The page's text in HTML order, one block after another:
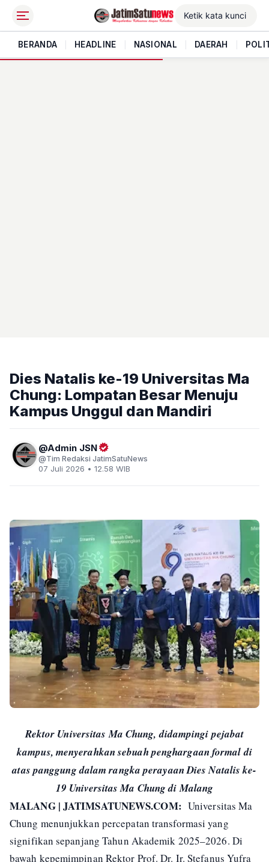
BERANDA HEADLINE NASIONAL DAERAH
Dies Natalis ke-19 Universitas Ma
Chung: Lompatan Besar Menuju
Kampus Unggul dan Mandiri
Admin JSN
Tim Redaksi JatimSatuNews
07 Juli 2026 • 12.58 WIB
Rektor Universitas Ma Chung, didampingi pejabat
kampus, menyerahkan sebuah penghargaan formal di
atas panggung dalam rangka perayaan Dies Natalis ke-
19 Universitas Ma Chung di Malang
MALANG | JATIMSATUNEWS.COM: Universitas Ma
Chung menunjukkan percepatan transformasi yang
signifikan sepanjang Tahun Akademik 2025–2026. Di
bawah kepemimpinan Rektor Prof. Dr. Ir. Stefanus Yufra